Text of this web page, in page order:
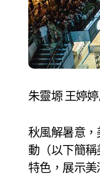
朱靈塬 王婷
秋風解暑意
動（以下簡
特色，展示